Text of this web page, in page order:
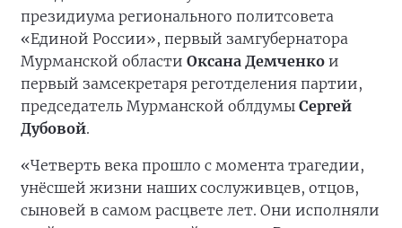
президиума регионального политсовета
«Единой России», первый замгубернатора
Мурманской области Оксана Демченко и
первый замсекретаря реготделения партии,
председатель Мурманской облдумы Сергей
Дубовой.
«Четверть века прошло с момента трагедии,
унёсшей жизни наших сослуживцев, отцов,
сыновей в самом расцвете лет. Они исполняли